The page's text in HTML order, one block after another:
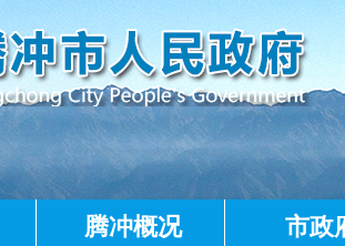
腾冲概况 市政